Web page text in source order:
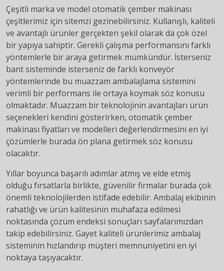
Çeşitli marka ve model otomatik çember makinası
çeşitlerimiz için sitemzi gezinebilirsiniz. Kullanışlı, kaliteli
ve avantajlı ürünler gerçekten şekil olarak da çok özel
bir yapıya sahiptir. Gerekli çalışma performansını farklı
yöntemlerle bir araya getirmek mümkündür. İsterseniz
bant sisteminde isterseniz de farklı konveyör
yöntemlerinde bu muazzam ambalajlama sistemini
verimli bir performans ile ortaya koymak söz konusu
olmaktadır. Muazzam bir teknolojinin avantajları ürün
seçenekleri kendini gösterirken, otomatik çember
makinası fiyatları ve modelleri değerlendirmesini en iyi
çözümlerle burada ön plana getirmek söz konusu
olacaktır.
Yıllar boyunca başarılı adımlar atmış ve elde etmiş
olduğu fırsatlarla birlikte, güvenilir firmalar burada çok
önemli teknolojilerden istifade edebilir. Ambalaj ekibinin
rahatlığı ve ürün kalitesinin muhafaza edilmesi
noktasında çözüm endeksi sonuçları sayfalarımızdan
takip edebilirsiniz. Gayet kaliteli ürünlerimiz ambalaj
sisteminin hızlandırıp müşteri memnuniyetini en iyi
noktaya taşıyacaktır.